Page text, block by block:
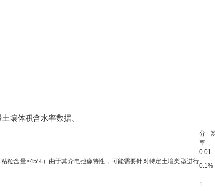
壤体积含水率数据。
分
率
0.01
粒含量>45%）由于其介电弛豫特性，可能需要针对特定土壤类型进行
0.1%
1